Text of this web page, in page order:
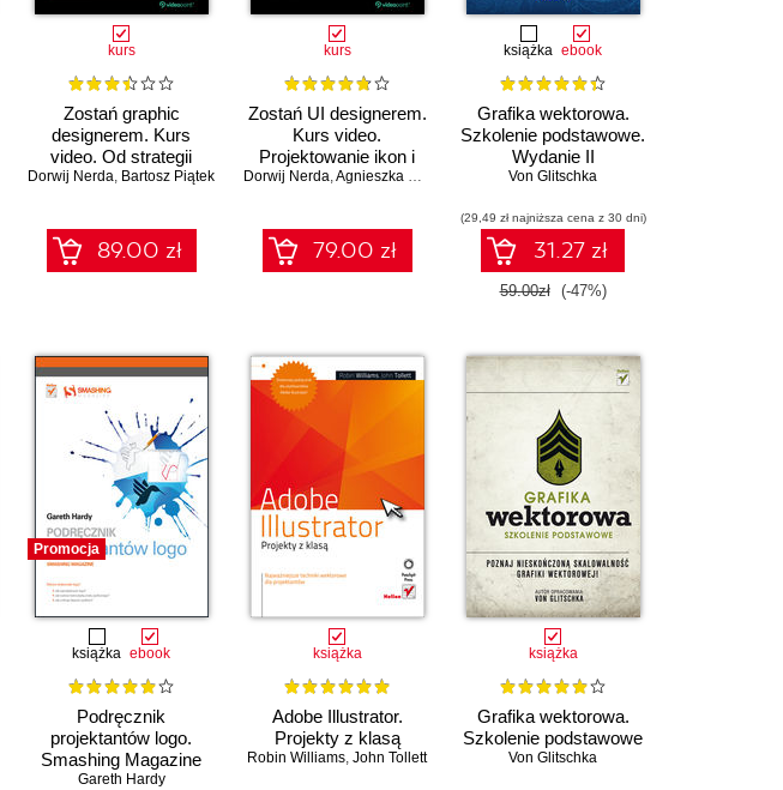
kurs
Zostań graphic
designerem. Kurs
video. Od strategii
marki do gotowego
Dorwij Nerda, Bartosz Piątek
89.00 zł
kurs
Zostań UI designerem.
Kurs video.
Projektowanie ikon i
ilustracji
Dorwij Nerda,Agnieszka Gorgoń
79.00 zł
książka ebook
Grafika wektorowa.
Szkolenie podstawowe.
Wydanie II
Von Glitschka
(29,49 zł najniższa cena z 30 dni)
31.27 zł
59.00zł (-47%)
Promocja
książka ebook
Podręcznik
projektantów logo.
Smashing Magazine
Gareth Hardy
książka
Adobe Illustrator.
Projekty z klasą
Robin Williams, John Tollett
książka
Grafika wektorowa.
Szkolenie podstawowe
Von Glitschka